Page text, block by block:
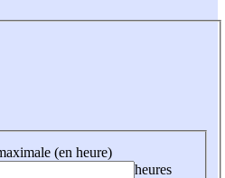
(en heure)
heures